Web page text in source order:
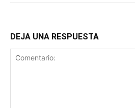
DEJA UNA RESPUESTA